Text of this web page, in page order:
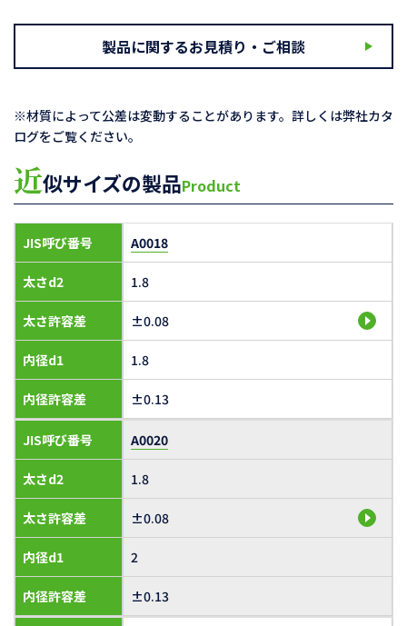
製品に関するお見積り・ご相談
※材質によって公差は変動することがあります。詳しくは弊社カタ
ログをご覧ください。
近似サイズの製品Product
JIS呼び番号
太さd2
太さ許容差
内径d1
内径許容差
A0018
1.8
±0.08
1.8
±0.13
JIS呼び番号
太さd2
太さ許容差
内径d1
内径許容差
A0020
1.8
±0.08
2
±0.13